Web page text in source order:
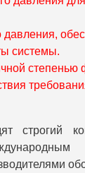
давления,
системы.
степенью
строгий